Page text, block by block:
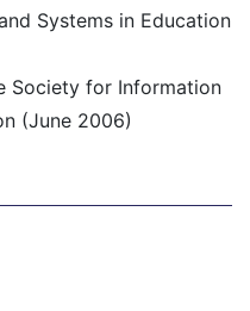
Systems in Education
Society for Information
(June 2006)